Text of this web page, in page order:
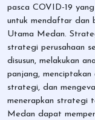
pasca COVID-19
untuk mendaftar dan
Utama Medan.
strategi perusahaan
disusun, melakukan
panjang,
strategi, dan
menerapkan strategi
Medan dapat